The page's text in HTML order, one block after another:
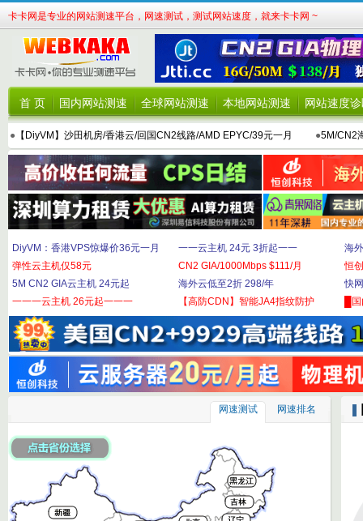
卡卡网是专业的网站测速平台，网速测试，测试网站速度，就来卡卡网 ~
首 页 国内网站测速 全球网站测速 本地网站测速 网站速度
● 【DiyVM】沙田机房/香港云/回国CN2线路/AMD EPYC/39元一月 ●5M/CN2
DiyVM：香港VPS惊爆价36元一月
弹性云主机仅58元
5M CN2 GIA云主机 24元起
一一一云主机 26元起一一一
一一云主机 24元 3折起一一
CN2 GIA/1000Mbps $111/月
海外云低至2折 298/年
【高防CDN】智能JA4指纹防护
海
恒
快
█
网速测试 网速排名